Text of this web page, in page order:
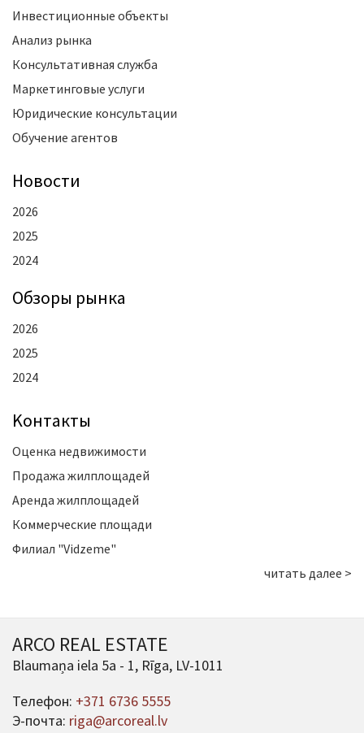
Инвестиционные объекты
Анализ рынка
Консультативная служба
Маркетинговые услуги
Юридические консультации
Обучение агентов
Новости
2026
2025
2024
Oбзоры рынка
2026
2025
2024
Kонтакты
Оценка недвижимости
Продажа жилплощадей
Аренда жилплощадей
Коммерческие площади
Филиал "Vidzeme"
читать далее >
ARCO REAL ESTATE
Blaumaņa iela 5a - 1, Rīga, LV-1011
Телефон: +371 6736 5555
Э-почта: riga@arcoreal.lv